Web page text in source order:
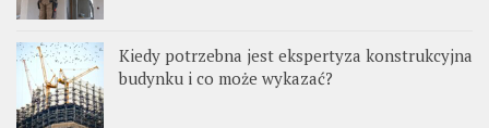
Kiedy potrzebna jest ekspertyza konstrukcyjna
budynku i co może wykazać?